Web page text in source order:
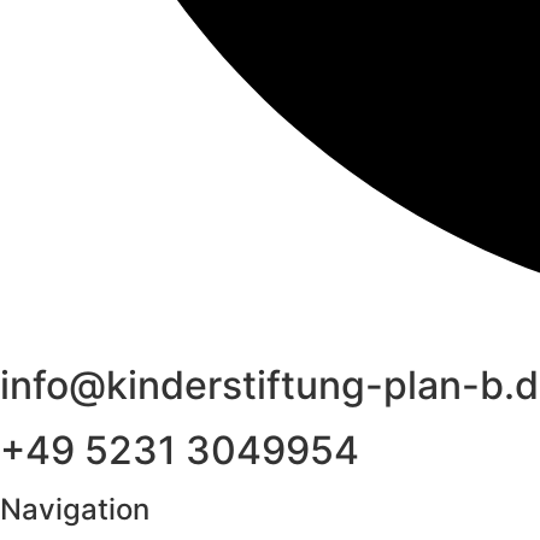
info@kinderstiftung-plan-
+49 5231 3049954
Navigation